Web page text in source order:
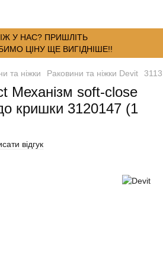
У НАС? ПРИШЛІТЬ
ЦІНУ ЩЕ ВИГІДНІШЕ!!
та ніжки Раковини та ніжки Devit
Механізм soft-close
кришки 3120147 (1
відгук